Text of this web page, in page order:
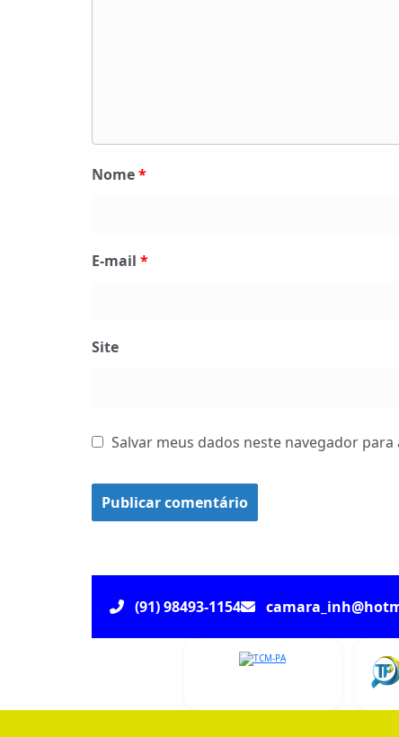
Nome*
E-mail *
Site
Salvar meus dados neste navegador
(91) 98493-1154